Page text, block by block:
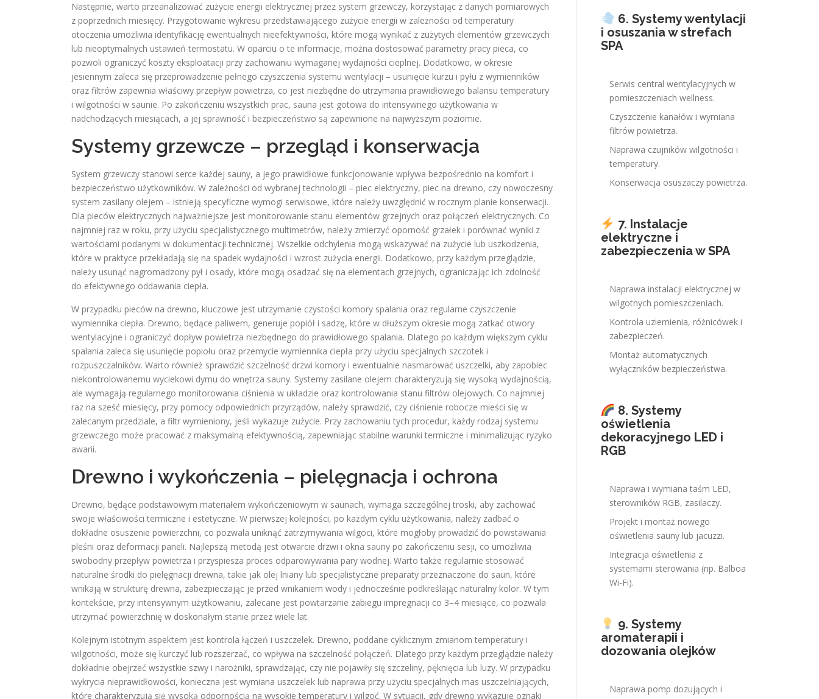
Następnie, warto przeanalizować zużycie energii elektrycznej przez system grzewczy, korzystając z danych pomiarowych
z poprzednich miesięcy. Przygotowanie wykresu przedstawiającego zużycie energii w zależności od temperatury
otoczenia umożliwia identyfikację ewentualnych nieefektywności, które mogą wynikać z zużytych elementów grzewczych
lub nieoptymalnych ustawień termostatu. W oparciu o te informacje, można dostosować parametry pracy pieca, co
pozwoli ograniczyć koszty eksploatacji przy zachowaniu wymaganej wydajności cieplnej. Dodatkowo, w okresie
jesiennym zaleca się przeprowadzenie pełnego czyszczenia systemu wentylacji – usunięcie kurzu i pyłu z wymienników
oraz filtrów zapewnia właściwy przepływ powietrza, co jest niezbędne do utrzymania prawidłowego balansu temperatury
i wilgotności w saunie. Po zakończeniu wszystkich prac, sauna jest gotowa do intensywnego użytkowania w
nadchodzących miesiącach, a jej sprawność i bezpieczeństwo są zapewnione na najwyższym poziomie.
Systemy grzewcze – przegląd i konserwacja
System grzewczy stanowi serce każdej sauny, a jego prawidłowe funkcjonowanie wpływa bezpośrednio na komfort i
bezpieczeństwo użytkowników. W zależności od wybranej technologii – piec elektryczny, piec na drewno, czy nowoczesny
system zasilany olejem – istnieją specyficzne wymogi serwisowe, które należy uwzględnić w rocznym planie konserwacji.
Dla pieców elektrycznych najważniejsze jest monitorowanie stanu elementów grzejnych oraz połączeń elektrycznych. Co
najmniej raz w roku, przy użyciu specjalistycznego multimetrów, należy zmierzyć oporność grzałek i porównać wyniki z
wartościami podanymi w dokumentacji technicznej. Wszelkie odchylenia mogą wskazywać na zużycie lub uszkodzenia,
które w praktyce przekładają się na spadek wydajności i wzrost zużycia energii. Dodatkowo, przy każdym przeglądzie,
należy usunąć nagromadzony pył i osady, które mogą osadzać się na elementach grzejnych, ograniczając ich zdolność
do efektywnego oddawania ciepła.
W przypadku pieców na drewno, kluczowe jest utrzymanie czystości komory spalania oraz regularne czyszczenie
wymiennika ciepła. Drewno, będące paliwem, generuje popiół i sadzę, które w dłuższym okresie mogą zatkać otwory
wentylacyjne i ograniczyć dopływ powietrza niezbędnego do prawidłowego spalania. Dlatego po każdym większym cyklu
spalania zaleca się usunięcie popiołu oraz przemycie wymiennika ciepła przy użyciu specjalnych szczotek i
rozpuszczalników. Warto również sprawdzić szczelność drzwi komory i ewentualnie nasmarować uszczelki, aby zapobiec
niekontrolowanemu wyciekowi dymu do wnętrza sauny. Systemy zasilane olejem charakteryzują się wysoką wydajnością,
ale wymagają regularnego monitorowania ciśnienia w układzie oraz kontrolowania stanu filtrów olejowych. Co najmniej
raz na sześć miesięcy, przy pomocy odpowiednich przyrządów, należy sprawdzić, czy ciśnienie robocze mieści się w
zalecanym przedziale, a filtr wymieniony, jeśli wykazuje zużycie. Przy zachowaniu tych procedur, każdy rodzaj systemu
grzewczego może pracować z maksymalną efektywnością, zapewniając stabilne warunki termiczne i minimalizując ryzyko
awarii.
Drewno i wykończenia – pielęgnacja i ochrona
Drewno, będące podstawowym materiałem wykończeniowym w saunach, wymaga szczególnej troski, aby zachować
swoje właściwości termiczne i estetyczne. W pierwszej kolejności, po każdym cyklu użytkowania, należy zadbać o
dokładne osuszenie powierzchni, co pozwala uniknąć zatrzymywania wilgoci, które mogłoby prowadzić do powstawania
pleśni oraz deformacji paneli. Najlepszą metodą jest otwarcie drzwi i okna sauny po zakończeniu sesji, co umożliwia
swobodny przepływ powietrza i przyspiesza proces odparowywania pary wodnej. Warto także regularnie stosować
naturalne środki do pielęgnacji drewna, takie jak olej lniany lub specjalistyczne preparaty przeznaczone do saun, które
wnikają w strukturę drewna, zabezpieczając je przed wnikaniem wody i jednocześnie podkreślając naturalny kolor. W tym
kontekście, przy intensywnym użytkowaniu, zalecane jest powtarzanie zabiegu impregnacji co 3–4 miesiące, co pozwala
utrzymać powierzchnię w doskonałym stanie przez wiele lat.
Kolejnym istotnym aspektem jest kontrola łączeń i uszczelek. Drewno, poddane cyklicznym zmianom temperatury i
wilgotności, może się kurczyć lub rozszerzać, co wpływa na szczelność połączeń. Dlatego przy każdym przeglądzie należy
dokładnie obejrzeć wszystkie szwy i narożniki, sprawdzając, czy nie pojawiły się szczeliny, pęknięcia lub luzy. W przypadku
wykrycia nieprawidłowości, konieczna jest wymiana uszczelek lub naprawa przy użyciu specjalnych mas uszczelniających,
które charakteryzują się wysoką odpornością na wysokie temperatury i wilgoć. W sytuacji, gdy drewno wykazuje oznaki
6. Systemy wentylacji
i osuszania w strefach
SPA
Serwis central wentylacyjnych w
pomieszczeniach wellness.
Czyszczenie kanałów i wymiana
filtrów powietrza.
Naprawa czujników wilgotności i
temperatury.
Konserwacja osuszaczy powietrza.
7. Instalacje
elektryczne i
zabezpieczenia w SPA
Naprawa instalacji elektrycznej w
wilgotnych pomieszczeniach.
Kontrola uziemienia, różnicówek i
zabezpieczeń.
Montaż automatycznych
wyłączników bezpieczeństwa.
8. Systemy
oświetlenia
dekoracyjnego LED i
RGB
Naprawa i wymiana taśm LED,
sterowników RGB, zasilaczy.
Projekt i montaż nowego
oświetlenia sauny lub jacuzzi.
Integracja oświetlenia z
systemami sterowania (np. Balboa
Wi-Fi).
9. Systemy
aromaterapii i
dozowania olejków
Naprawa pomp dozujących i